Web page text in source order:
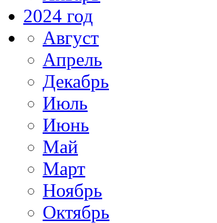
2024 год
Август
Апрель
Декабрь
Июль
Июнь
Май
Март
Ноябрь
Октябрь